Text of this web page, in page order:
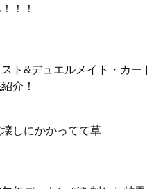
！！
ト&デュエルメイト・カー
介！
しにかかってて草